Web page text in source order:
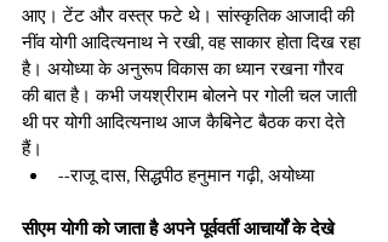
आए। टेंट और वस्त्र फटे थे। सांस्कृतिक आजादी की
नींव योगी आदित्यनाथ ने रखी, वह साकार होता दिख रहा
है। अयोध्या के अनुरूप विकास का ध्यान रखना गौरव
की बात है। कभी जयश्रीराम बोलने पर गोली चल जाती
थी पर योगी आदित्यनाथ आज कैबिनेट बैठक करा देते
हैं।
--राजू दास, सिद्धपीठ हनुमान गढ़ी, अयोध्या
सीएम योगी को जाता है अपने पूर्ववर्ती आचार्यों के देखे